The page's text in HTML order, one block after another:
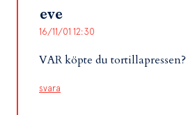
eve
16/11/01 12:30
VAR köpte du tortillapressen?
svara